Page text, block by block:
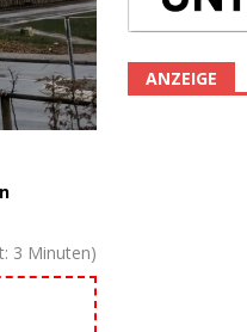
3 Minuten)
ANZEIGE